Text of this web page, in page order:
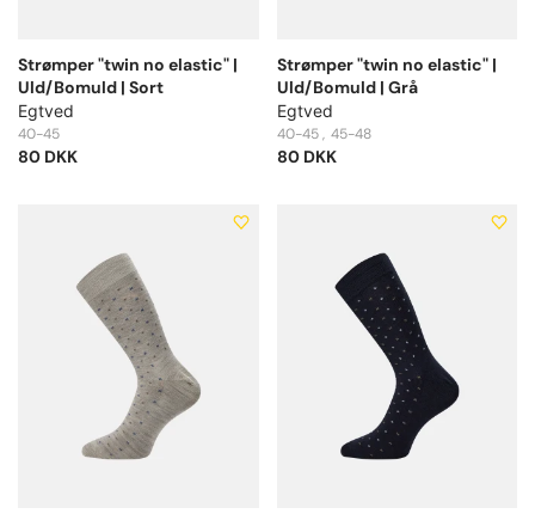
Strømper "twin no elastic" |
Uld/Bomuld | Sort
Egtved
40-45
80 DKK
Strømper "twin no elastic" |
Uld/Bomuld | Grå
Egtved
40-45 45-48
80 DKK